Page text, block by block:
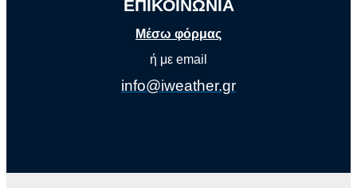
ΕΠΙΚΟΙΝΩΝΙΑ
Μέσω φόρμας
ή με email
info@iweather.gr